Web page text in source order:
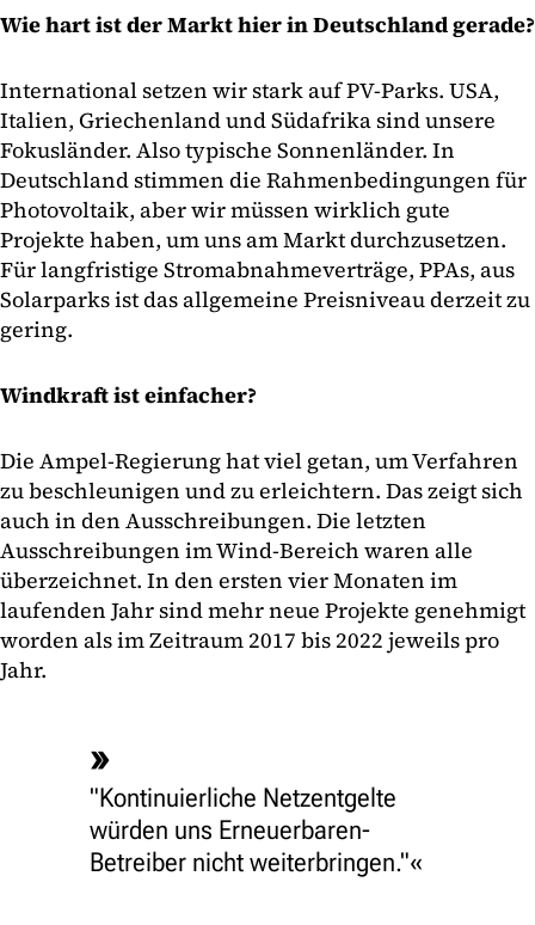
Wie hart ist der Markt hier in Deutschland gerade?
International setzen wir stark auf PV-Parks. USA,
Italien, Griechenland und Südafrika sind unsere
Fokusländer. Also typische Sonnenländer. In
Deutschland stimmen die Rahmenbedingungen für
Photovoltaik, aber wir müssen wirklich gute
Projekte haben, um uns am Markt durchzusetzen.
Für langfristige Stromabnahmeverträge, PPAs, aus
Solarparks ist das allgemeine Preisniveau derzeit zu
gering.
Windkraft ist einfacher?
Die Ampel-Regierung hat viel getan, um Verfahren
zu beschleunigen und zu erleichtern. Das zeigt sich
auch in den Ausschreibungen. Die letzten
Ausschreibungen im Wind-Bereich waren alle
überzeichnet. In den ersten vier Monaten im
laufenden Jahr sind mehr neue Projekte genehmigt
worden als im Zeitraum 2017 bis 2022 jeweils pro
Jahr.
"Kontinuierliche Netzentgelte
würden uns Erneuerbaren-
Betreiber nicht weiterbringen."